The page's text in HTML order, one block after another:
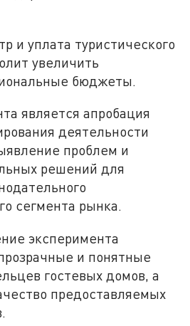
и уплата туристического
увеличить
бюджеты.
является апробация
деятельности
проблем и
решений для
сегмента рынка.
эксперимента
и понятные
гостевых домов, а
предоставляемых